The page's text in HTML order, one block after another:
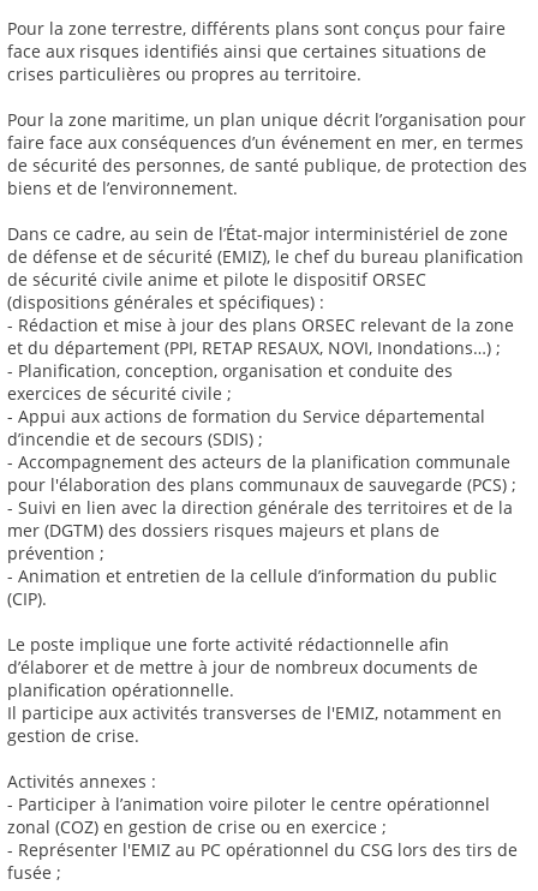
Pour la zone terrestre, différents plans sont conçus pour faire
face aux risques identifiés ainsi que certaines situations de
crises particulières ou propres au territoire.
Pour la zone maritime, un plan unique décrit l’organisation pour
faire face aux conséquences d’un événement en mer, en termes
de sécurité des personnes, de santé publique, de protection des
biens et de l’environnement.
Dans ce cadre, au sein de l’État-major interministériel de zone
de défense et de sécurité (EMIZ), le chef du bureau planification
de sécurité civile anime et pilote le dispositif ORSEC
(dispositions générales et spécifiques) :
- Rédaction et mise à jour des plans ORSEC relevant de la zone
et du département (PPI, RETAP RESAUX, NOVI, Inondations…) ;
- Planification, conception, organisation et conduite des
exercices de sécurité civile ;
- Appui aux actions de formation du Service départemental
d’incendie et de secours (SDIS) ;
- Accompagnement des acteurs de la planification communale
pour l'élaboration des plans communaux de sauvegarde (PCS) ;
- Suivi en lien avec la direction générale des territoires et de la
mer (DGTM) des dossiers risques majeurs et plans de
prévention ;
- Animation et entretien de la cellule d’information du public
(CIP).
Le poste implique une forte activité rédactionnelle afin
d’élaborer et de mettre à jour de nombreux documents de
planification opérationnelle.
Il participe aux activités transverses de l'EMIZ, notamment en
gestion de crise.
Activités annexes :
- Participer à l’animation voire piloter le centre opérationnel
zonal (COZ) en gestion de crise ou en exercice ;
- Représenter l'EMIZ au PC opérationnel du CSG lors des tirs de
fusée ;